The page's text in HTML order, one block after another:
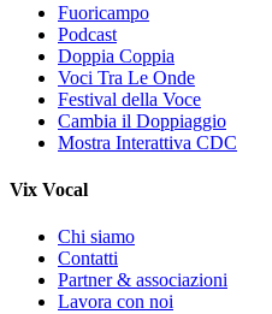
Fuoricampo
Podcast
Doppia Coppia
Voci Tra Le Onde
Festival della Voce
Cambia il Doppiaggio
Mostra Interattiva CDC
Vix Vocal
Chi siamo
Contatti
Partner & associazioni
Lavora con noi